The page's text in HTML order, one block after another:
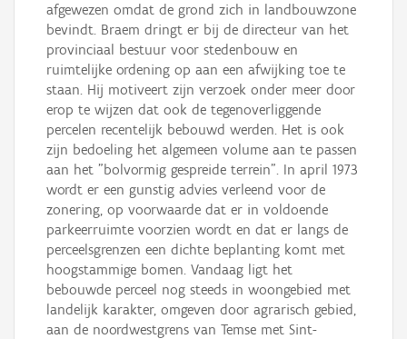
afgewezen omdat de grond zich in landbouwzone
bevindt. Braem dringt er bij de directeur van het
provinciaal bestuur voor stedenbouw en
ruimtelijke ordening op aan een afwijking toe te
staan. Hij motiveert zijn verzoek onder meer door
erop te wijzen dat ook de tegenoverliggende
percelen recentelijk bebouwd werden. Het is ook
zijn bedoeling het algemeen volume aan te passen
aan het "bolvormig gespreide terrein". In april 1973
wordt er een gunstig advies verleend voor de
zonering, op voorwaarde dat er in voldoende
parkeerruimte voorzien wordt en dat er langs de
perceelsgrenzen een dichte beplanting komt met
hoogstammige bomen. Vandaag ligt het
bebouwde perceel nog steeds in woongebied met
landelijk karakter, omgeven door agrarisch gebied,
aan de noordwestgrens van Temse met Sint-